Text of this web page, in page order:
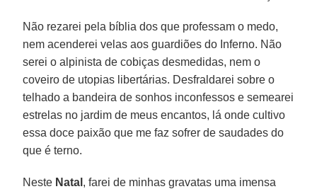
Não rezarei pela bíblia dos que professam o medo,
nem acenderei velas aos guardiões do Inferno. Não
serei o alpinista de cobiças desmedidas, nem o
coveiro de utopias libertárias. Desfraldarei sobre o
telhado a bandeira de sonhos inconfessos e semearei
estrelas no jardim de meus encantos, lá onde cultivo
essa doce paixão que me faz sofrer de saudades do
que é terno.
Neste Natal , farei de minhas gravatas uma imensa